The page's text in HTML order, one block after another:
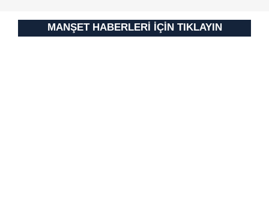
MANŞET HABERLERİ İÇİN TIKLAYIN